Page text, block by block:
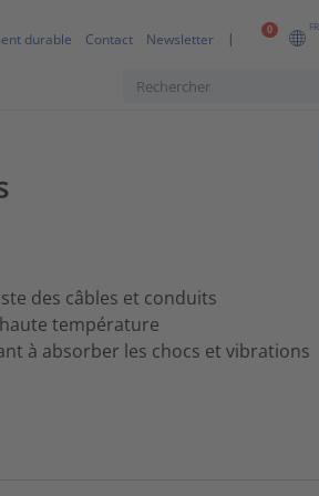
0 FR
durable Contact Newsletter
des câbles et conduits
température
à absorber les chocs et vibrations